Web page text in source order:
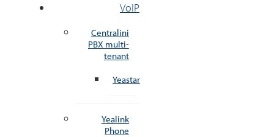
VoIP
Centralini
PBX multi-
tenant
Yeastar
Yealink
Phone